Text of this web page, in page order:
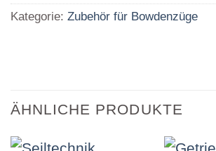
Kategorie: Zubehör für Bowdenzüge
ÄHNLICHE PRODUKTE